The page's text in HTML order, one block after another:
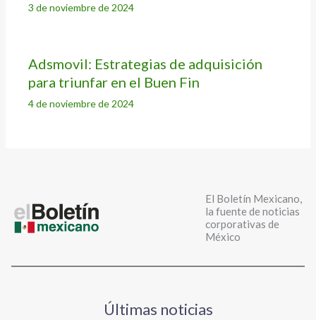
3 de noviembre de 2024
Adsmovil: Estrategias de adquisición
para triunfar en el Buen Fin
4 de noviembre de 2024
El Boletín Mexicano,
la fuente de noticias
corporativas de
México
Últimas noticias